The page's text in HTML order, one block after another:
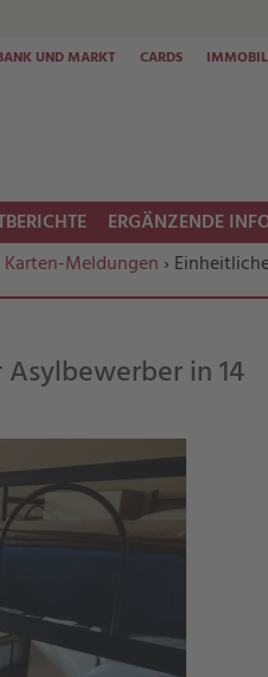
UND MARKT CARDS
Karten-Meldungen ›
in 14
ERGÄNZENDE